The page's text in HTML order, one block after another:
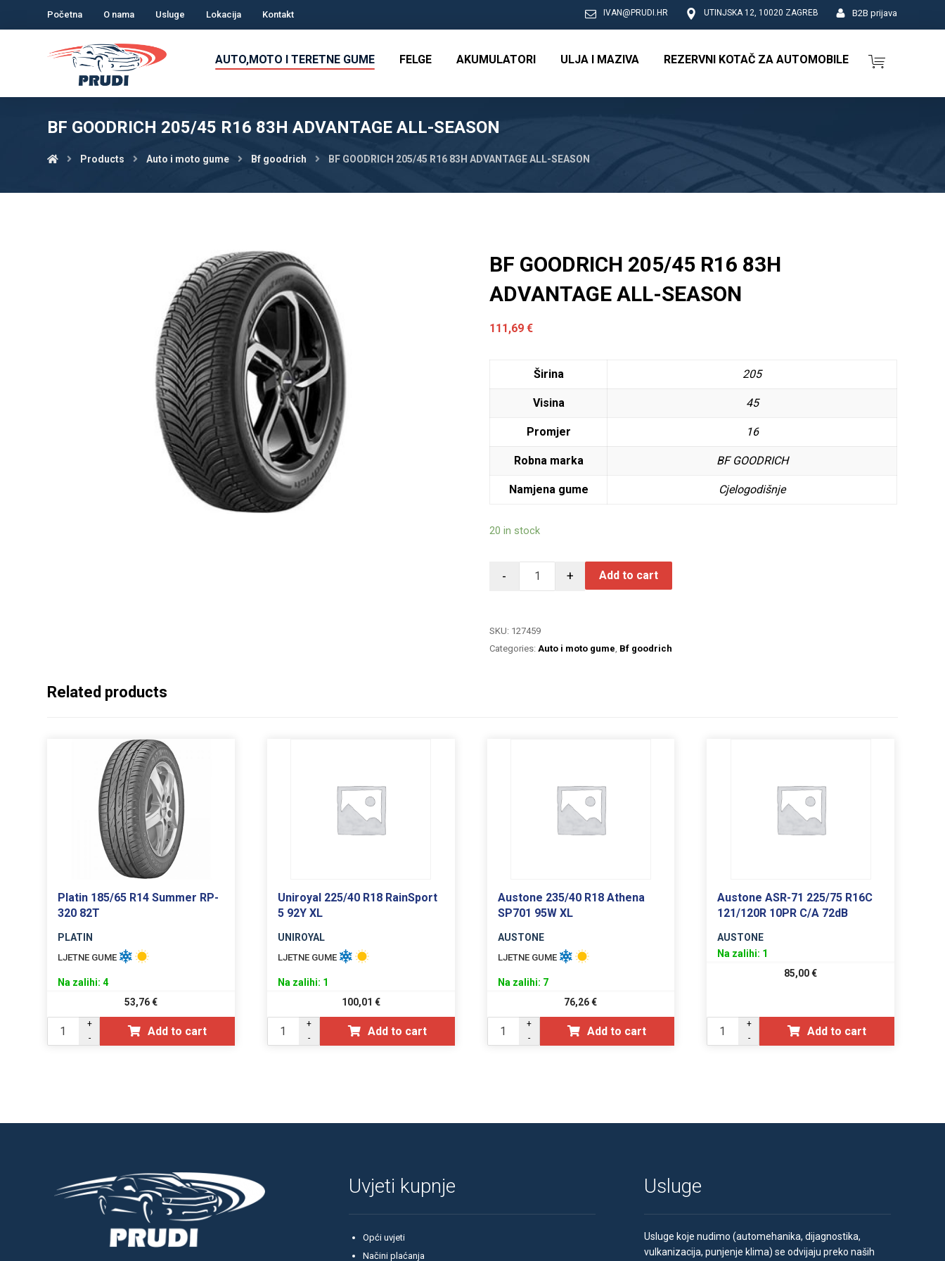
Početna O nama Usluge Lokacija Kontakt B2B prijava
UTINJSKA 12, 10020 ZAGREB
IVAN@PRUDI.HR
AUTO,MOTO I TERETNE GUME FELGE AKUMULATORI ULJA I MAZIVA REZERVNI KOTAČ ZA AUTOMOBILE
BF GOODRICH 205/45 R16 83H ADVANTAGE ALL-SEASON
Products Auto i moto gume Bf goodrich BF GOODRICH 205/45 R16 83H ADVANTAGE ALL-SEASON
BF GOODRICH 205/45 R16 83H
ADVANTAGE ALL-SEASON
111,69€
Širina 205
Visina 45
Promjer 16
Robna marka BF GOODRICH
Namjena gume Cjelogodišnje
20 in stock
- + Add to cart
SKU: 127459
Categories: Auto i moto gume Bf goodrich
Related products
Platin 185/65 R14 Summer RP-
320 82T
PLATIN
LJETNE GUME
Na zalihi: 4
53,76€
+
-
Add to cart
Uniroyal 225/40 R18 RainSport
5 92Y XL
UNIROYAL
LJETNE GUME
Na zalihi: 1
100,01 €
+
-
Add to cart
Austone 235/40 R18 Athena
SP701 95W XL
AUSTONE
LJETNE GUME
Na zalihi: 7
76,26€
+
-
Add to cart
Austone ASR-71 225/75 R16C
121/120R 10PR C/A 72dB
AUSTONE
Na zalihi: 1
85,00€
+
-
Add to cart
Uvjeti kupnje
Opći uvjeti
Načini plaćanja
Usluge
Usluge koje nudimo (automehanika, dijagnostika,
vulkanizacija, punjenje klima) se odvijaju preko naših